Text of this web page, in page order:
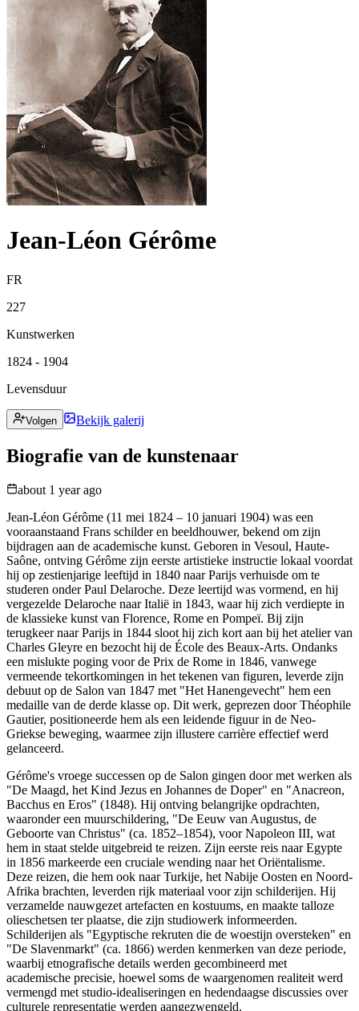
Jean-Léon Gérôme
FR
227
Kunstwerken
1824 - 1904
Levensduur
Volgen Bekijk galerij
Biografie van de kunstenaar
about 1 year ago
Jean-Léon Gérôme (11 mei 1824 – 10 januari 1904) was een
vooraanstaand Frans schilder en beeldhouwer, bekend om zijn
bijdragen aan de academische kunst. Geboren in Vesoul, Haute-
Saône, ontving Gérôme zijn eerste artistieke instructie lokaal voordat
hij op zestienjarige leeftijd in 1840 naar Parijs verhuisde om te
studeren onder Paul Delaroche. Deze leertijd was vormend, en hij
vergezelde Delaroche naar Italië in 1843, waar hij zich verdiepte in
de klassieke kunst van Florence, Rome en Pompeï. Bij zijn
terugkeer naar Parijs in 1844 sloot hij zich kort aan bij het atelier van
Charles Gleyre en bezocht hij de École des Beaux-Arts. Ondanks
een mislukte poging voor de Prix de Rome in 1846, vanwege
vermeende tekortkomingen in het tekenen van figuren, leverde zijn
debuut op de Salon van 1847 met "Het Hanengevecht" hem een
medaille van de derde klasse op. Dit werk, geprezen door Théophile
Gautier, positioneerde hem als een leidende figuur in de Neo-
Griekse beweging, waarmee zijn illustere carrière effectief werd
gelanceerd.
Gérôme's vroege successen op de Salon gingen door met werken als
"De Maagd, het Kind Jezus en Johannes de Doper" en "Anacreon,
Bacchus en Eros" (1848). Hij ontving belangrijke opdrachten,
waaronder een muurschildering, "De Eeuw van Augustus, de
Geboorte van Christus" (ca. 1852–1854), voor Napoleon III, wat
hem in staat stelde uitgebreid te reizen. Zijn eerste reis naar Egypte
in 1856 markeerde een cruciale wending naar het Oriëntalisme.
Deze reizen, die hem ook naar Turkije, het Nabije Oosten en Noord-
Afrika brachten, leverden rijk materiaal voor zijn schilderijen. Hij
verzamelde nauwgezet artefacten en kostuums, en maakte talloze
olieschetsen ter plaatse, die zijn studiowerk informeerden.
Schilderijen als "Egyptische rekruten die de woestijn oversteken" en
"De Slavenmarkt" (ca. 1866) werden kenmerken van deze periode,
waarbij etnografische details werden gecombineerd met
academische precisie, hoewel soms de waargenomen realiteit werd
vermengd met studio-idealiseringen en hedendaagse discussies over
culturele representatie werden aangezwengeld.